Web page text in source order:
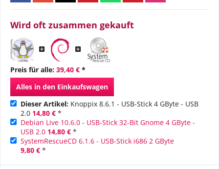
Wird oft zusammen gekauft
Preis für alle: 39,40 € *
Alles in den Einkaufswagen
Dieser Artikel: Knoppix 8.6.1 - USB-Stick 4 GByte - USB
2.0 14,80 € *
Debian Live 10.6.0 - USB-Stick 32-Bit Gnome 4 GByte -
USB 2.0 14,80 € *
SystemRescueCD 6.1.6 - USB-Stick i686 2 GByte
9,80 € *